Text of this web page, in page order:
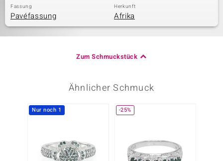
Fassung
Pavéfassung
Herkunft
Afrika
Zum Schmuckstück
Ähnlicher Schmuck
Nur noch 1 -25%